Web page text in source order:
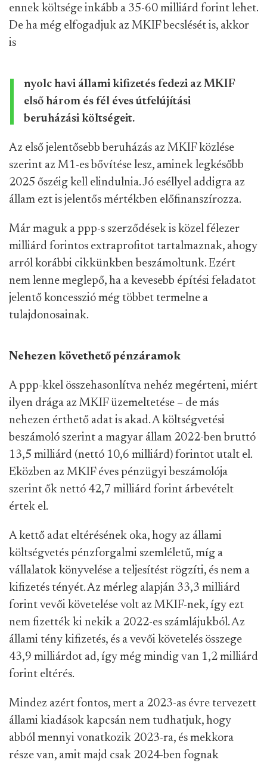
ennek költsége inkább a 35-60 milliárd forint lehet.
De ha még elfogadjuk az MKIF becslését is, akkor
is
nyolc havi állami kifizetés fedezi az MKIF
első három és fél éves útfelújítási
beruházási költségeit.
Az első jelentősebb beruházás az MKIF közlése
szerint az M1-es bővítése lesz, aminek legkésőbb
2025 őszéig kell elindulnia. Jó eséllyel addigra az
állam ezt is jelentős mértékben előfinanszírozza.
Már maguk a ppp-s szerződések is közel félezer
milliárd forintos extraprofitot tartalmaznak, ahogy
arról korábbi cikkünkben beszámoltunk. Ezért
nem lenne meglepő, ha a kevesebb építési feladatot
jelentő koncesszió még többet termelne a
tulajdonosainak.
Nehezen követhető pénzáramok
A ppp-kkel összehasonlítva nehéz megérteni, miért
ilyen drága az MKIF üzemeltetése – de más
nehezen érthető adat is akad. A költségvetési
beszámoló szerint a magyar állam 2022-ben bruttó
13,5 milliárd (nettó 10,6 milliárd) forintot utalt el.
Eközben az MKIF éves pénzügyi beszámolója
szerint ők nettó 42,7 milliárd forint árbevételt
értek el.
A kettő adat eltérésének oka, hogy az állami
költségvetés pénzforgalmi szemléletű, míg a
vállalatok könyvelése a teljesítést rögzíti, és nem a
kifizetés tényét. Az mérleg alapján 33,3 milliárd
forint vevői követelése volt az MKIF-nek, így ezt
nem fizették ki nekik a 2022-es számlájukból. Az
állami tény kifizetés, és a vevői követelés összege
43,9 milliárdot ad, így még mindig van 1,2 milliárd
forint eltérés.
Mindez azért fontos, mert a 2023-as évre tervezett
állami kiadások kapcsán nem tudhatjuk, hogy
abból mennyi vonatkozik 2023-ra, és mekkora
része van, amit majd csak 2024-ben fognak